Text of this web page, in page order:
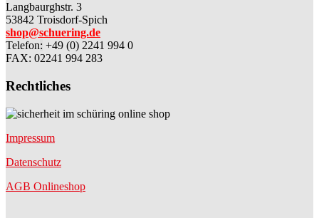
Langbaurghstr. 3
53842 Troisdorf-Spich
shop@schuering.de
Telefon: +49 (0) 2241 994 0
FAX: 02241 994 283
Rechtliches
Impressum
Datenschutz
AGB Onlineshop